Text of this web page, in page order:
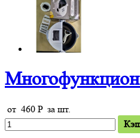
от 460 Pза шт.